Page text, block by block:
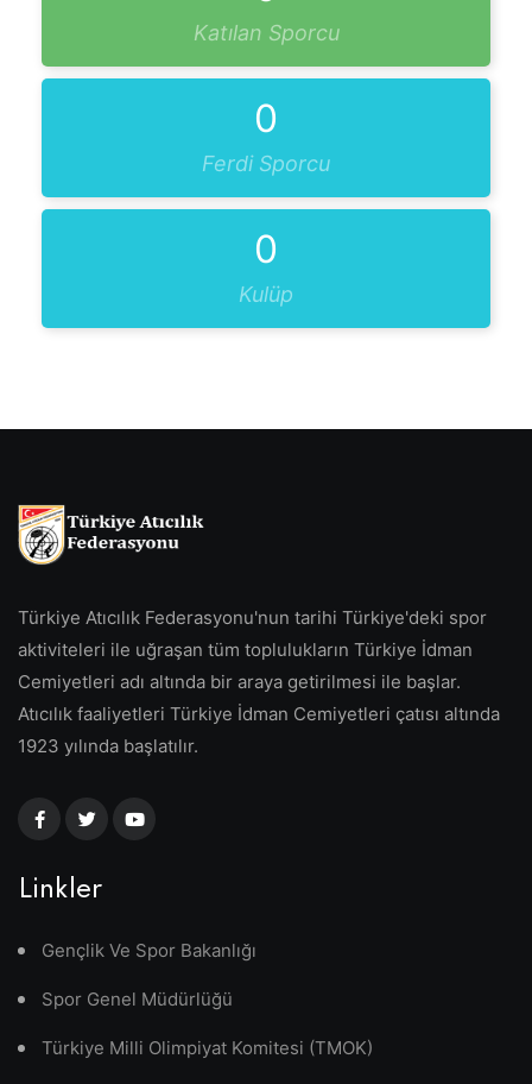
Katılan Sporcu
0
Ferdi Sporcu
0
Kulüp
Türkiye Atıcılık Federasyonu'nun tarihi Türkiye'deki spor
aktiviteleri ile uğraşan tüm toplulukların Türkiye İdman
Cemiyetleri adı altında bir araya getirilmesi ile başlar.
Atıcılık faaliyetleri Türkiye İdman Cemiyetleri çatısı altında
1923 yılında başlatılır.
Linkler
Gençlik Ve Spor Bakanlığı
Spor Genel Müdürlüğü
Türkiye Milli Olimpiyat Komitesi (TMOK)